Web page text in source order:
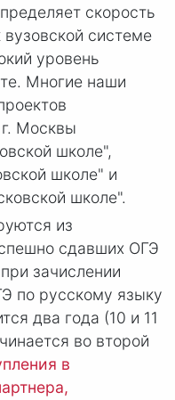
скорость
вузовской системе
уровень
Многие наши
Москвы
школе",
школе" и
школе".
из
сдавших ОГЭ
зачислении
по русскому языку
два года (10 и 11
во второй
в